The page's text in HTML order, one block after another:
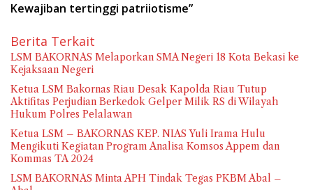
Kewajiban tertinggi patriiotisme”
Berita Terkait
LSM BAKORNAS Melaporkan SMA Negeri 18 Kota Bekasi ke
Kejaksaan Negeri
Ketua LSM Bakornas Riau Desak Kapolda Riau Tutup
Aktifitas Perjudian Berkedok Gelper Milik RS di Wilayah
Hukum Polres Pelalawan
Ketua LSM – BAKORNAS KEP. NIAS Yuli Irama Hulu
Mengikuti Kegiatan Program Analisa Komsos Appem dan
Kommas TA 2024
LSM BAKORNAS Minta APH Tindak Tegas PKBM Abal –